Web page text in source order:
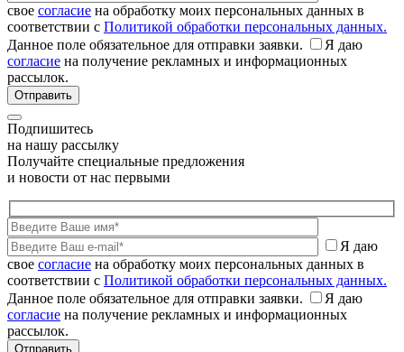
свое согласие на обработку моих персональных данных в
соответствии с Политикой обработки персональных данных.
Данное поле обязательное для отправки заявки.
Я даю
согласие на получение рекламных и информационных
рассылок.
Подпишитесь
на нашу рассылку
Получайте специальные предложения
и новости от нас первыми
Я даю
свое согласие на обработку моих персональных данных в
соответствии с Политикой обработки персональных данных.
Данное поле обязательное для отправки заявки.
Я даю
согласие на получение рекламных и информационных
рассылок.